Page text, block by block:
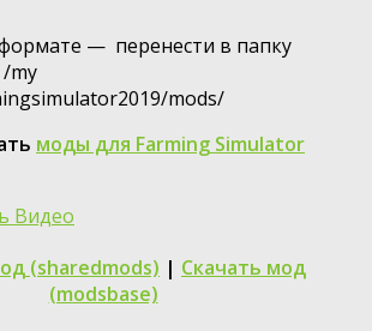
— перенести в папку
my
mods/
моды для Farming Simulator
Видео
(sharedmods) | Скачать мод
(modsbase)